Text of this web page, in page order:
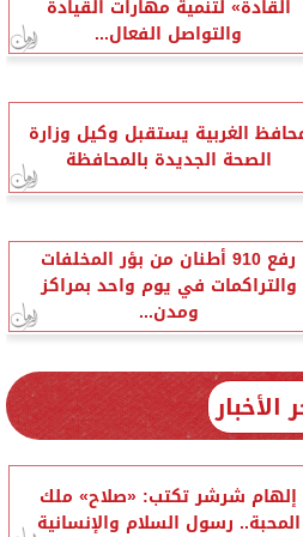
القادة» لتنمية مهارات القيادة
والتواصل الفعال...
الغربية يستقبل وكيل وزارة
الصحة الجديدة بالمحافظة
رفع 910 أطنان من بؤر المخلفات
والتراكمات في يوم واحد بمراكز
ومدن...
الأخبار
إلهام شرشر تكتب: «صلاح» ملك
المحبة.. رسول السلام والإنسانية